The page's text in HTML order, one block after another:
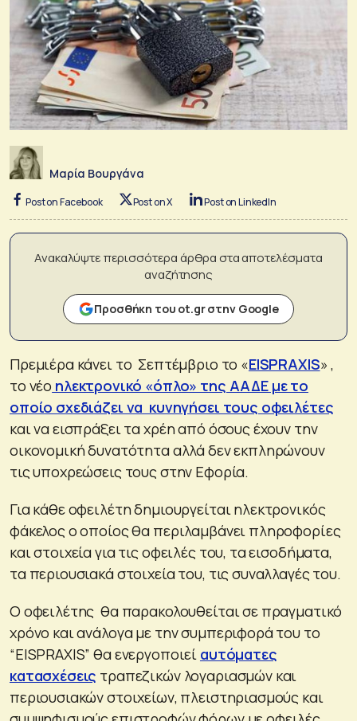
Μαρία Βουργάνα
Post on Facebook Post on X Post on LinkedIn
Ανακαλύψτε περισσότερα άρθρα στα αποτελέσματα
αναζήτησης
Προσθήκη του ot.gr στην Google
Πρεμιέρα κάνει το Σεπτέμβριο το «EISPRAXIS» ,
το νέο ηλεκτρονικό «όπλο» της ΑΑΔΕ με το
οποίο σχεδιάζει να κυνηγήσει τους οφειλέτες
και να εισπράξει τα χρέη από όσους έχουν την
οικονομική δυνατότητα αλλά δεν εκπληρώνουν
τις υποχρεώσεις τους στην Εφορία.
Για κάθε οφειλέτη δημιουργείται ηλεκτρονικός
φάκελος ο οποίος θα περιλαμβάνει πληροφορίες
και στοιχεία για τις οφειλές του, τα εισοδήματα,
τα περιουσιακά στοιχεία του, τις συναλλαγές του.
Ο οφειλέτης θα παρακολουθείται σε πραγματικό
χρόνο και ανάλογα με την συμπεριφορά του το
“EISPRAXIS” θα ενεργοποιεί αυτόματες
κατασχέσεις τραπεζικών λογαριασμών και
περιουσιακών στοιχείων, πλειστηριασμούς και